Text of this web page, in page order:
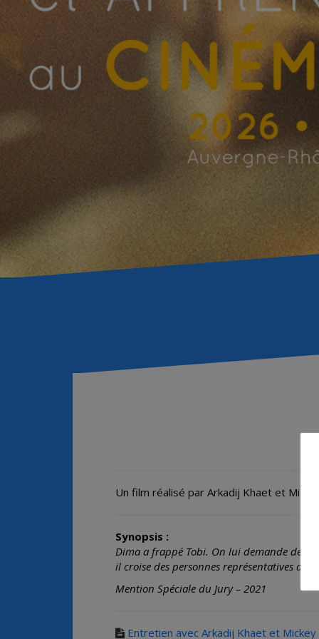
Un film réalisé par Arkadij Khaet et
Synopsis :
Dima a frappé Tobi. On lui demande de
il croise des personnes représentatives de
Mention Spéciale du Jury – 2021
Entretien avec Arkadij Khaet et Mickey